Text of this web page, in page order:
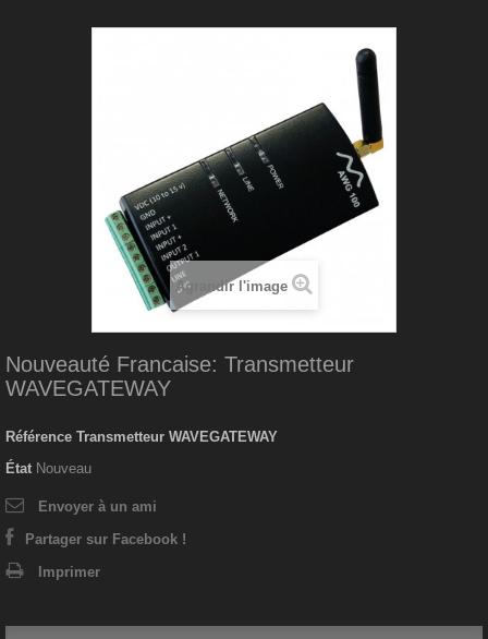
Agrandir l'image
Nouveauté Francaise: Transmetteur
WAVEGATEWAY
Référence Transmetteur WAVEGATEWAY
État Nouveau
Envoyer à un ami
Partager sur Facebook !
Imprimer